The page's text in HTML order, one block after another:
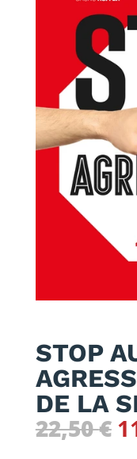
STOP
DE LA
22,50€